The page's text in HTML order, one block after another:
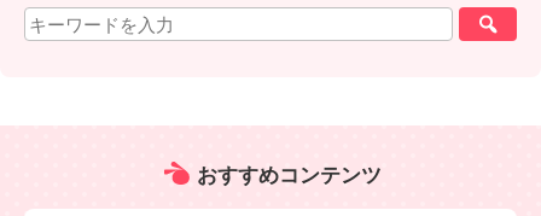
おすすめコンテンツ